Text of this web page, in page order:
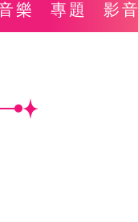
樂 專題 影音